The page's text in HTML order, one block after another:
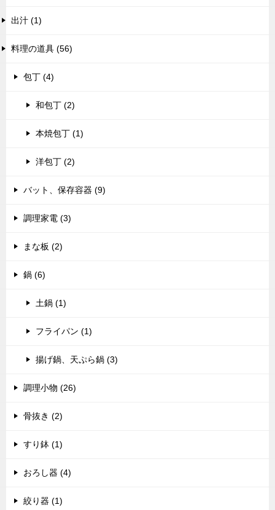
出汁 (1)
料理の道具 (56)
包丁 (4)
和包丁 (2)
本焼包丁 (1)
洋包丁 (2)
バット、保存容器 (9)
調理家電 (3)
まな板 (2)
鍋 (6)
土鍋 (1)
フライパン (1)
揚げ鍋、天ぷら鍋 (3)
調理小物 (26)
骨抜き (2)
すり鉢 (1)
おろし器 (4)
絞り器 (1)